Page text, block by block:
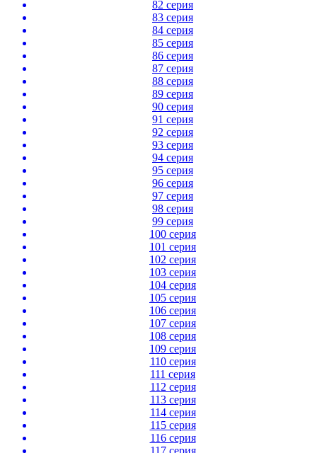
82 серия
83 серия
84 серия
85 серия
86 серия
87 серия
88 серия
89 серия
90 серия
91 серия
92 серия
93 серия
94 серия
95 серия
96 серия
97 серия
98 серия
99 серия
100 серия
101 серия
102 серия
103 серия
104 серия
105 серия
106 серия
107 серия
108 серия
109 серия
110 серия
111 серия
112 серия
113 серия
114 серия
115 серия
116 серия
117 серия